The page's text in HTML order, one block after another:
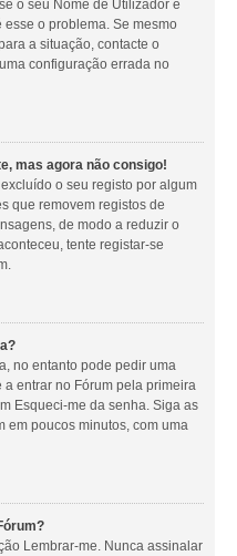
o seu Nome de Utilizador e
o problema. Se mesmo
a situação, contacte o
configuração errada no
mas agora não consigo!
o seu registo por algum
que removem registos de
de modo a reduzir o
tente registar-se
no entanto pode pedir uma
entrar no Fórum pela primeira
Esqueci-me da senha. Siga as
em poucos minutos, com uma
Lembrar-me. Nunca assinalar